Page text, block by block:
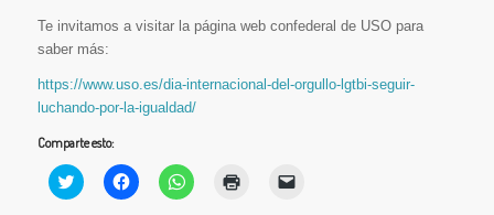
Te invitamos a visitar la página web confederal de USO para
saber más:
https://www.uso.es/dia-internacional-del-orgullo-lgtbi-seguir-
luchando-por-la-igualdad/
Comparte esto:
Haz
clic
Haz
clic
Haz
clic